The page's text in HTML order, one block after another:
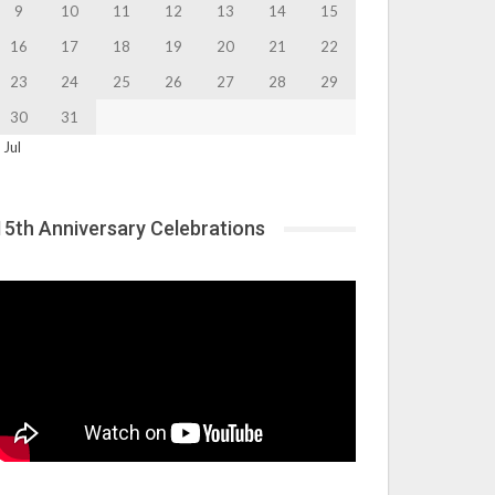
9 10 11 12 13 14
15
16
17 18 19 20 21
22
23
24 25 26 27 28
29
30
31
Jul
Anniversary Celebrations